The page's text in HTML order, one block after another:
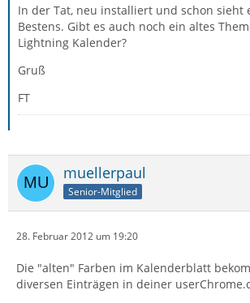
In der Tat, neu installiert und schon sieht
Bestens. Gibt es auch noch ein altes
Lightning Kalender?
Gruß
FT
muellerpaul
Senior-Mitglied
28. Februar 2012 um 19:20
Die "alten" Farben im Kalenderblatt
diversen Einträgen in deiner